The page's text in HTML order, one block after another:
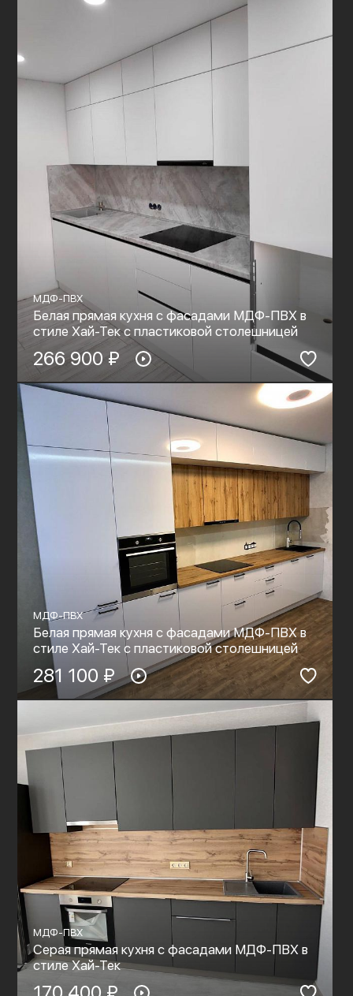
МДФ-ПВХ
Белая прямая кухня с фасадами МДФ-ПВХ в
стиле Хай-Тек с пластиковой столешницей
266 900 ₽
МДФ-ПВХ
Белая прямая кухня с фасадами МДФ-ПВХ в
стиле Хай-Тек с пластиковой столешницей
281 100 ₽
МДФ-ПВХ
Серая прямая кухня с фасадами МДФ-ПВХ в
стиле Хай-Тек